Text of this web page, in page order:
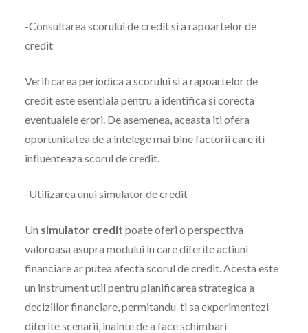
-Consultarea scorului de credit si a rapoartelor de
credit
Verificarea periodica a scorului si a rapoartelor de
credit este esentiala pentru a identifica si corecta
eventualele erori. De asemenea, aceasta iti ofera
oportunitatea de a intelege mai bine factorii care iti
influenteaza scorul de credit.
-Utilizarea unui simulator de credit
Un simulator credit poate oferi o perspectiva
valoroasa asupra modului in care diferite actiuni
financiare ar putea afecta scorul de credit. Acesta este
un instrument util pentru planificarea strategica a
deciziilor financiare, permitandu-ti sa experimentezi
diferite scenarii, inainte de a face schimbari